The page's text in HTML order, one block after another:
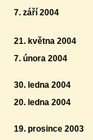
7. září 2004
21. května 2004
7. února 2004
30. ledna 2004
20. ledna 2004
19. prosince 2003